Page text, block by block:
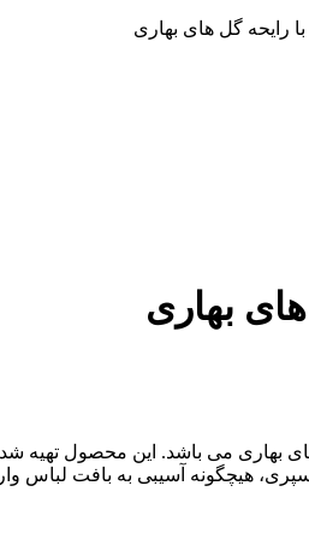
با رایحه گل های بهاری
بهاری
هیچگونه آسیبی به بافت لباس